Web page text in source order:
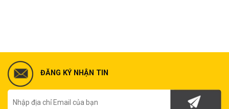
ĐĂNG KÝ NHẬN TIN